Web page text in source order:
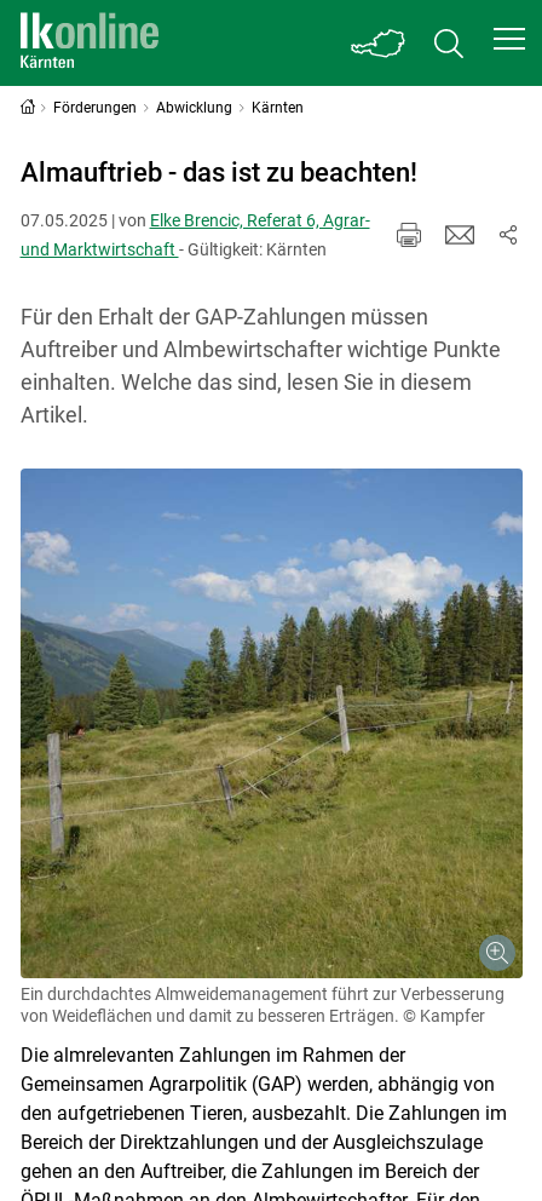
Förderungen Abwicklung Kärnten
Almauftrieb - das ist zu beachten!
07.05.2025 | von Elke Brencic, Referat 6, Agrar-
und Marktwirtschaft - Gültigkeit: Kärnten
Für den Erhalt der GAP-Zahlungen müssen
Auftreiber und Almbewirtschafter wichtige Punkte
einhalten. Welche das sind, lesen Sie in diesem
Artikel.
Ein durchdachtes Almweidemanagement führt zur Verbesserung
von Weideflächen und damit zu besseren Erträgen. © Kampfer
Die almrelevanten Zahlungen im Rahmen der
Gemeinsamen Agrarpolitik (GAP) werden, abhängig von
den aufgetriebenen Tieren, ausbezahlt. Die Zahlungen im
Bereich der Direktzahlungen und der Ausgleichszulage
gehen an den Auftreiber, die Zahlungen im Bereich der